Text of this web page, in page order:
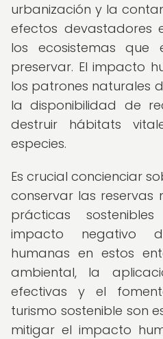
urbanización y la
efectos devastadores
los ecosistemas que
preservar. El impacto
los patrones naturales
la disponibilidad de
destruir hábitats
especies.
Es crucial concienciar
conservar las reservas
prácticas
impacto negativo
humanas en estos
ambiental, la
efectivas y el
turismo sostenible son
mitigar el impacto